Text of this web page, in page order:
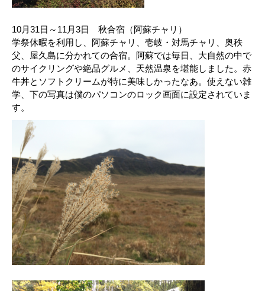
10月31日～11月3日 秋合宿（阿蘇チャリ）
学祭休暇を利用し、阿蘇チャリ、壱岐・対馬チャリ、奥秩
父、屋久島に分かれての合宿。阿蘇では毎日、大自然の中で
のサイクリングや絶品グルメ、天然温泉を堪能しました。赤
牛丼とソフトクリームが特に美味しかったなあ。使えない雑
学、下の写真は僕のパソコンのロック画面に設定されていま
す。